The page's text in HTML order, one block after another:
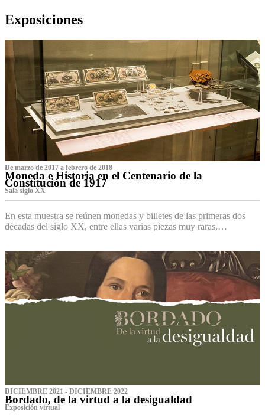
Exposiciones
De marzo de 2017 a febrero de 2018
Moneda e Historia en el Centenario de la
Constitución de 1917
Sala siglo XX
En esta muestra se reúnen monedas y billetes de las primeras dos
décadas del siglo XX, entre ellas varias piezas muy raras,…
DICIEMBRE 2021 - DICIEMBRE 2022
Bordado, de la virtud a la desigualdad
Exposición virtual‌